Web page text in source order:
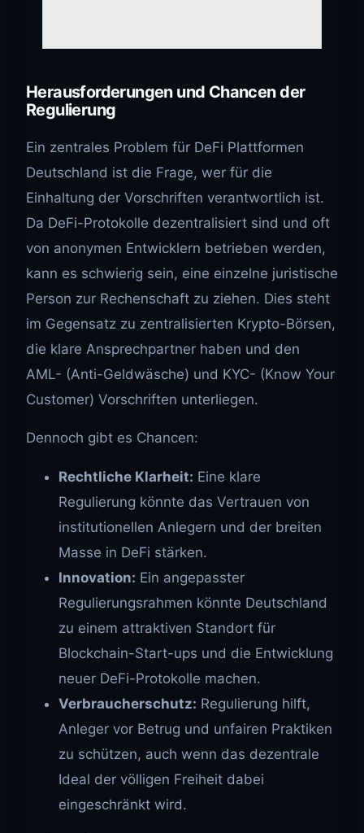
Herausforderungen und Chancen der
Regulierung
Ein zentrales Problem für DeFi Plattformen
Deutschland ist die Frage, wer für die
Einhaltung der Vorschriften verantwortlich ist.
Da DeFi-Protokolle dezentralisiert sind und oft
von anonymen Entwicklern betrieben werden,
kann es schwierig sein, eine einzelne juristische
Person zur Rechenschaft zu ziehen. Dies steht
im Gegensatz zu zentralisierten Krypto-Börsen,
die klare Ansprechpartner haben und den
AML- (Anti-Geldwäsche) und KYC- (Know Your
Customer) Vorschriften unterliegen.
Dennoch gibt es Chancen:
Rechtliche Klarheit: Eine klare
Regulierung könnte das Vertrauen von
institutionellen Anlegern und der breiten
Masse in DeFi stärken.
Innovation: Ein angepasster
Regulierungsrahmen könnte Deutschland
zu einem attraktiven Standort für
Blockchain-Start-ups und die Entwicklung
neuer DeFi-Protokolle machen.
Verbraucherschutz: Regulierung hilft,
Anleger vor Betrug und unfairen Praktiken
zu schützen, auch wenn das dezentrale
Ideal der völligen Freiheit dabei
eingeschränkt wird.